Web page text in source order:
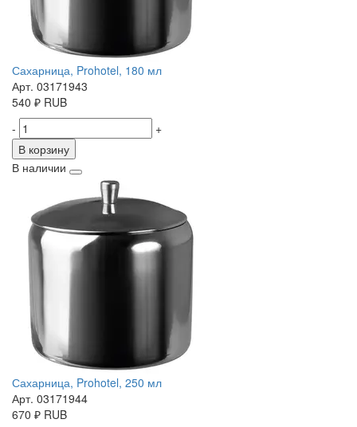
Сахарница, Prohotel, 180 мл
Арт. 03171943
540 ₽ RUB
-
+
В корзину
В наличии
Сахарница, Prohotel, 250 мл
Арт. 03171944
670 ₽ RUB